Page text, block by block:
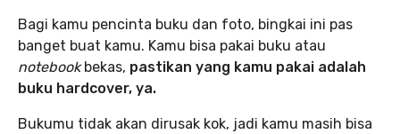
Bagi kamu pencinta buku dan foto, bingkai ini pas
banget buat kamu. Kamu bisa pakai buku atau
notebook bekas, pastikan yang kamu pakai adalah
buku hardcover, ya.
Bukumu tidak akan dirusak kok, jadi kamu masih bisa